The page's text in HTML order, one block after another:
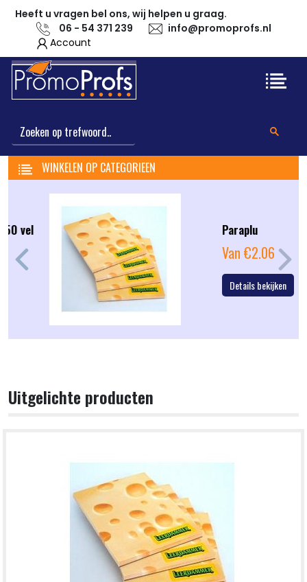
Heeft u vragen bel ons, wij helpen u graag.
06 - 54 371 239
info@promoprofs.nl
Account
WINKELEN OP CATEGORIEEN
Paraplu
Van €2.06
Details bekijken
Previous Next
Uitgelichte producten